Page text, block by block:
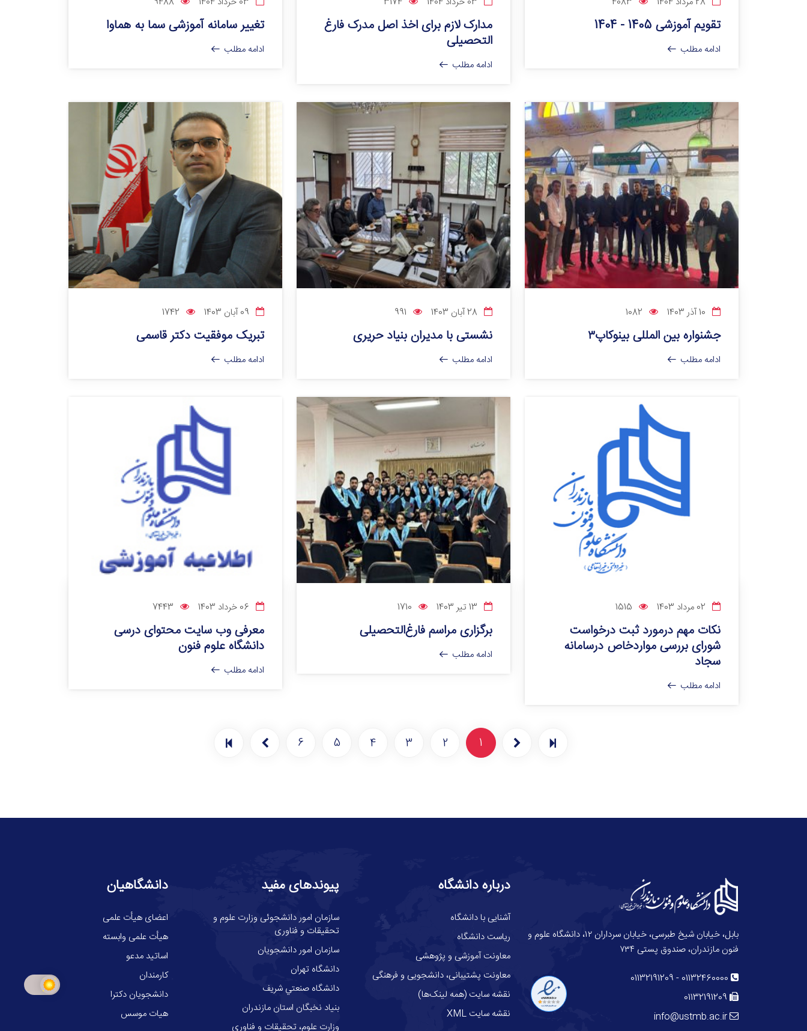
تقویم آموزشی 1405 - 1404
ادامه مطلب
مدارک لازم برای اخذ اصل مدرک فارغ
التحصیلی
ادامه مطلب
تغییر سامانه آموزشی سما به هماوا
ادامه مطلب
جشنواره بین المللی بینوکاپ۳
ادامه مطلب
نشستی با مدیران‌ بنیاد حریری
ادامه مطلب
تبریک موفقیت دکتر قاسمی
ادامه مطلب
نکات مهم درمورد ثبت درخواست
شورای بررسی مواردخاص درسامانه
سجاد
ادامه مطلب
برگزاری مراسم فارغ‌التحصیلی
ادامه مطلب
معرفی وب سایت محتوای درسی
دانشگاه علوم فنون
ادامه مطلب
1
2
3
4
5
6
بابل، خیابان شیخ طبرسی، خیابان سرداران ۱۲، دانشگاه علوم و
فنون مازندران، صندوق پستی ۷۳۴
01132460000
-
01132191209
01132191209
info@ustmb.ac.ir
درباره دانشگاه
آشنایی با دانشگاه
ریاست دانشگاه
معاونت آموزشی و پژوهشی
معاونت پشتیبانی، دانشجویی و فرهنگی
نقشه سایت (همه لینک‌ها)
نقشه سایت XML
پیوندهای مفید
سازمان امور دانشجوئی وزارت علوم و
تحقیقات و فناوری
سازمان امور دانشجویان
دانشگاه تهران
دانشگاه صنعتي شريف
بنیاد نخبگان استان مازندران
وزارت علوم، تحقيقات و فناوري
دانشگاهیان
اعضای هیأت علمی
هیأت علمی وابسته
اساتید مدعو
کارمندان
دانشجویان دکترا
هیات موسس